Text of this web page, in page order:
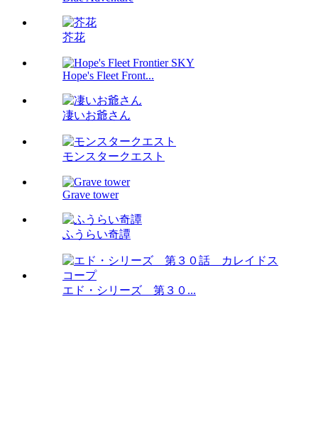
芥花
Hope's Fleet Front...
凄いお爺さん
モンスタークエスト
Grave tower
ふうらい奇譚
エド・シリーズ 第３０...